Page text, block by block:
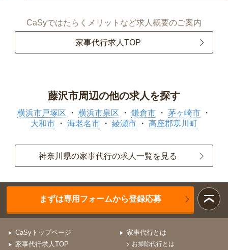
CaSyではたらくメリットなど求人概要のご案内
家事代行求人TOP
藤沢市周辺の他の求人を探す
横浜市戸塚区 横浜市泉区 鎌倉市
茅ヶ崎市
大和市
海老名市 綾瀬市 高座郡寒川町
神奈川県の家事代行の求人一覧を見る
まずは専用フォームから登録応募
CaSyトップページ
家事代行求人TOP
家事代行とは
お掃除代行とは